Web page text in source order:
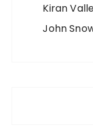
Kiran
John